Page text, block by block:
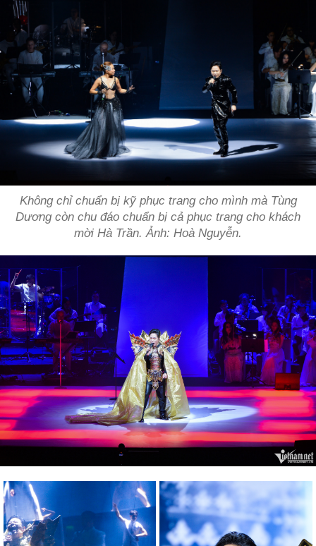
Không chỉ chuẩn bị kỹ phục trang cho mình mà Tùng
Dương còn chu đáo chuẩn bị cả phục trang cho khách
mời Hà Trần. Ảnh: Hoà Nguyễn.